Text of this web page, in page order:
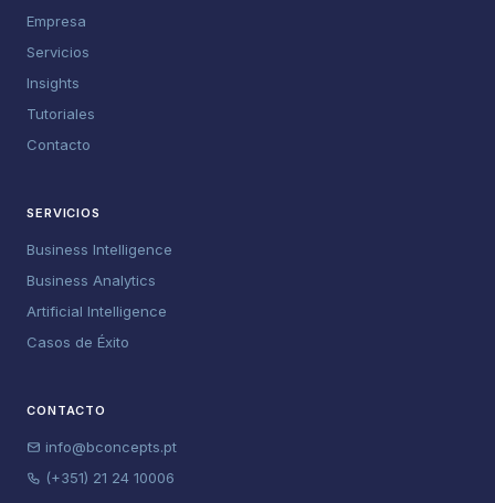
Empresa
Servicios
Insights
Tutoriales
Contacto
SERVICIOS
Business Intelligence
Business Analytics
Artificial Intelligence
Casos de Éxito
CONTACTO
info@bconcepts.pt
(+351) 21 24 10006